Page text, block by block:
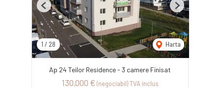
1 / 28 Harta
Previous Next
Ap 24 Teilor Residence - 3 camere Finisat
130,000 € (negociabil) TVA inclus